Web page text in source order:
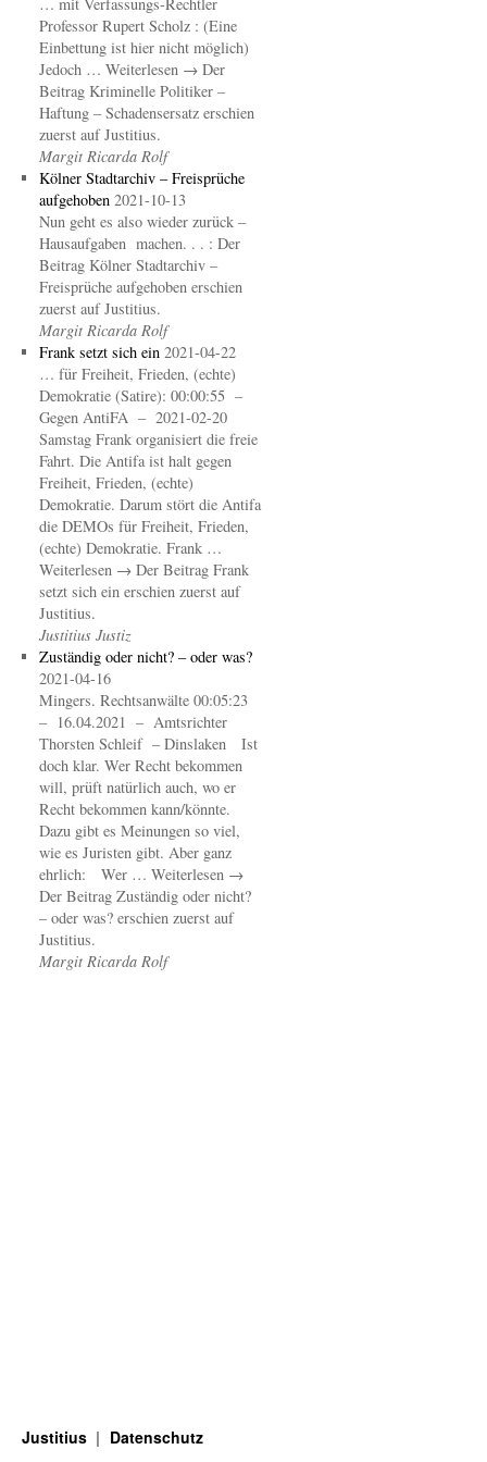
Professor Rupert Scholz : (Eine
Einbettung ist hier nicht möglich)
Jedoch … Weiterlesen → Der
Beitrag Kriminelle Politiker –
Haftung – Schadensersatz erschien
zuerst auf Justitius.
Margit Ricarda Rolf
Kölner Stadtarchiv – Freisprüche
aufgehoben 2021-10-13
Nun geht es also wieder zurück –
Hausaufgaben machen. . . : Der
Beitrag Kölner Stadtarchiv –
Freisprüche aufgehoben erschien
zuerst auf Justitius.
Margit Ricarda Rolf
Frank setzt sich ein 2021-04-22
… für Freiheit, Frieden, (echte)
Demokratie (Satire): 00:00:55 –
Gegen AntiFA – 2021-02-20
Samstag Frank organisiert die freie
Fahrt. Die Antifa ist halt gegen
Freiheit, Frieden, (echte)
Demokratie. Darum stört die Antifa
die DEMOs für Freiheit, Frieden,
(echte) Demokratie. Frank …
Weiterlesen → Der Beitrag Frank
setzt sich ein erschien zuerst auf
Justitius.
Justitius Justiz
Zuständig oder nicht? – oder was?
2021-04-16
Mingers. Rechtsanwälte 00:05:23
– 16.04.2021 – Amtsrichter
Thorsten Schleif – Dinslaken Ist
doch klar. Wer Recht bekommen
will, prüft natürlich auch, wo er
Recht bekommen kann/könnte.
Dazu gibt es Meinungen so viel,
wie es Juristen gibt. Aber ganz
ehrlich: Wer … Weiterlesen →
Der Beitrag Zuständig oder nicht?
– oder was? erschien zuerst auf
Justitius.
Margit Ricarda Rolf
Justitius Datenschutz